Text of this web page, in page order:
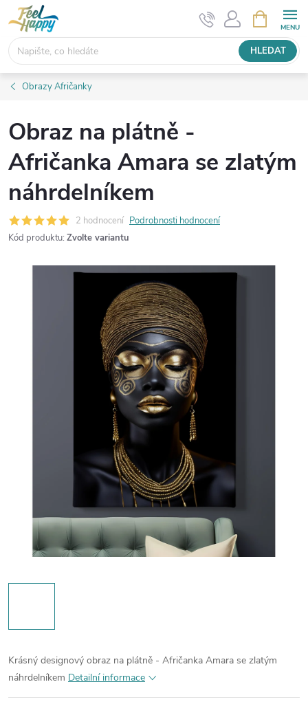
Přejít
na
obsah
HLEDAT
NÁKUPNÍ
KOŠÍK
Obrazy Afričanky
Obraz na plátně -
Afričanka Amara se zlatým
náhrdelníkem
2 hodnocení Podrobnosti hodnocení
Kód produktu: Zvolte variantu
Krásný designový obraz na plátně - Afričanka Amara se zlatým
náhrdelníkem Detailní informace